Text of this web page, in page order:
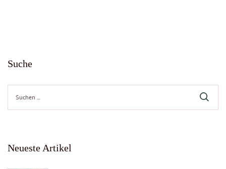
Suche
Suche
nach:
Neueste Artikel